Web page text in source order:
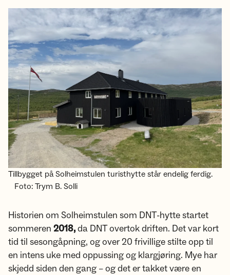
Tillbygget på Solheimstulen turisthytte står endelig ferdig.
Foto: Trym B. Solli
Historien om Solheimstulen som DNT-hytte startet
sommeren 2018,da DNT overtok driften. Det var kort
tid til sesongåpning, og over 20 frivillige stilte opp til
en intens uke med oppussing og klargjøring. Mye har
skjedd siden den gang – og det er takket være en